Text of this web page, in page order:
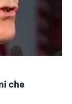
che